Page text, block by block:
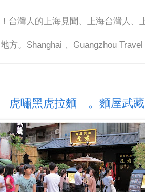
台灣人的上海見聞、上海台灣人、
方。Shanghai 、Guangzhou Travel
虎嘯黑虎拉麵」。麵屋武藏